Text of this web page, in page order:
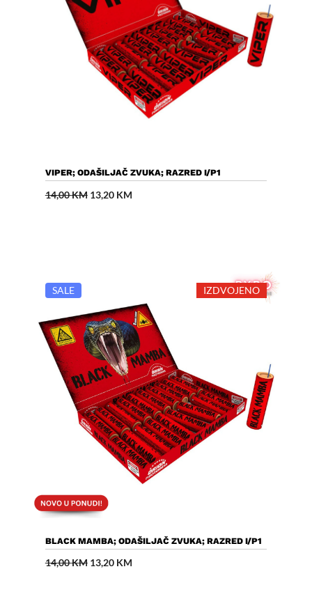
Dodaj U Košaricu
VIPER; ODAŠILJAČ ZVUKA; RAZRED I/P1
14,00KM Izvorna
cijena
13,20 KMTrenutna
SALE IZDVOJENO
Dodaj U Košaricu
BLACK MAMBA; ODAŠILJAČ ZVUKA; RAZRED I/P1
14,00KM Izvorna
13,20 KMTrenutna